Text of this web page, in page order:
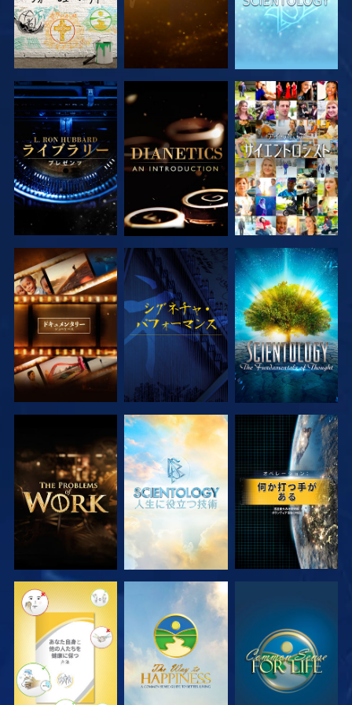
シリーズを探求 シリーズを探求 観る
シリーズを探求 観る シリーズを探求
シリーズを探求 シリーズを探求 観る
観る 観る 観る